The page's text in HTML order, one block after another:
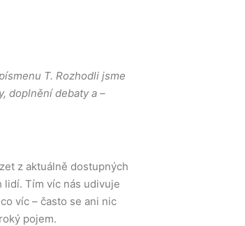
T. Rozhodli jsme
doplnění debaty a –
z aktuálně dostupných
Tím víc nás udivuje
víc – často se ani nic
pojem.